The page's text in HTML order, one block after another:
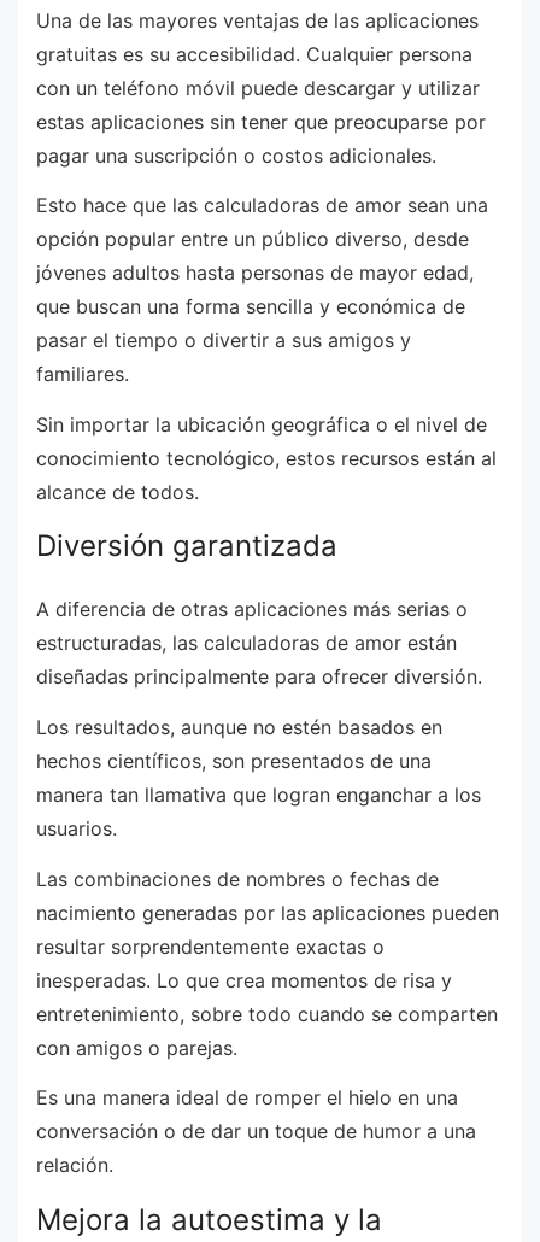
Una de las mayores ventajas de las aplicaciones
gratuitas es su accesibilidad. Cualquier persona
con un teléfono móvil puede descargar y utilizar
estas aplicaciones sin tener que preocuparse por
pagar una suscripción o costos adicionales.
Esto hace que las calculadoras de amor sean una
opción popular entre un público diverso, desde
jóvenes adultos hasta personas de mayor edad,
que buscan una forma sencilla y económica de
pasar el tiempo o divertir a sus amigos y
familiares.
Sin importar la ubicación geográfica o el nivel de
conocimiento tecnológico, estos recursos están al
alcance de todos.
Diversión garantizada
A diferencia de otras aplicaciones más serias o
estructuradas, las calculadoras de amor están
diseñadas principalmente para ofrecer diversión.
Los resultados, aunque no estén basados en
hechos científicos, son presentados de una
manera tan llamativa que logran enganchar a los
usuarios.
Las combinaciones de nombres o fechas de
nacimiento generadas por las aplicaciones pueden
resultar sorprendentemente exactas o
inesperadas. Lo que crea momentos de risa y
entretenimiento, sobre todo cuando se comparten
con amigos o parejas.
Es una manera ideal de romper el hielo en una
conversación o de dar un toque de humor a una
relación.
Mejora la autoestima y la